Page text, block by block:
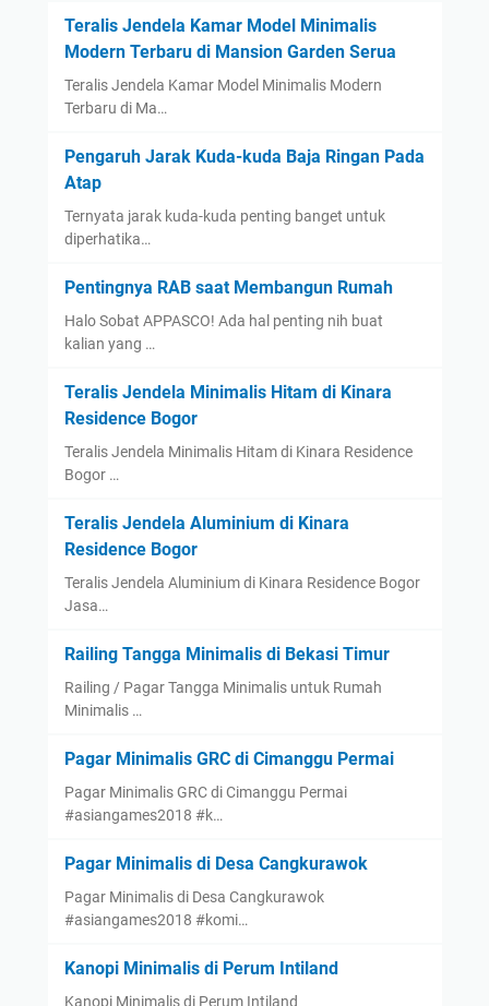
Teralis Jendela Kamar Model Minimalis
Modern Terbaru di Mansion Garden Serua
Teralis Jendela Kamar Model Minimalis Modern
Terbaru di Ma…
Pengaruh Jarak Kuda-kuda Baja Ringan Pada
Atap
Ternyata jarak kuda-kuda penting banget untuk
diperhatika…
Pentingnya RAB saat Membangun Rumah
Halo Sobat APPASCO! Ada hal penting nih buat
kalian yang …
Teralis Jendela Minimalis Hitam di Kinara
Residence Bogor
Teralis Jendela Minimalis Hitam di Kinara Residence
Bogor …
Teralis Jendela Aluminium di Kinara
Residence Bogor
Teralis Jendela Aluminium di Kinara Residence Bogor
Jasa…
Railing Tangga Minimalis di Bekasi Timur
Railing / Pagar Tangga Minimalis untuk Rumah
Minimalis …
Pagar Minimalis GRC di Cimanggu Permai
Pagar Minimalis GRC di Cimanggu Permai
#asiangames2018 #k…
Pagar Minimalis di Desa Cangkurawok
Pagar Minimalis di Desa Cangkurawok
#asiangames2018 #komi…
Kanopi Minimalis di Perum Intiland
Kanopi Minimalis di Perum Intiland